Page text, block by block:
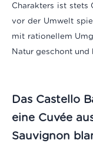
Charakters ist stets
vor der Umwelt
mit rationellem
Natur geschont und
Das Castello
eine Cuvée
Sauvignon